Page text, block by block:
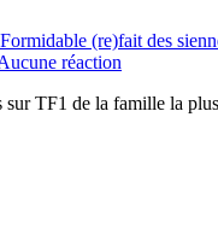
(re)fait des
réaction
sur TF1 de la famille la